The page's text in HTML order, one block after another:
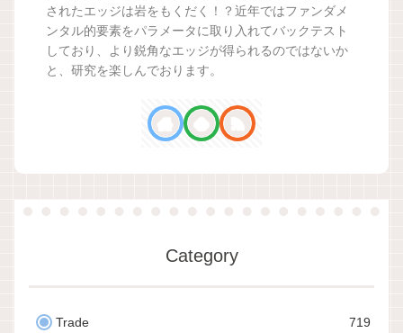
されたエッジは岩をもくだく！？近年ではファンダメ
ンタル的要素をパラメータに取り入れてバックテスト
しており、より鋭角なエッジが得られるのではないか
と、研究を楽しんでおります。
Category
Trade 719